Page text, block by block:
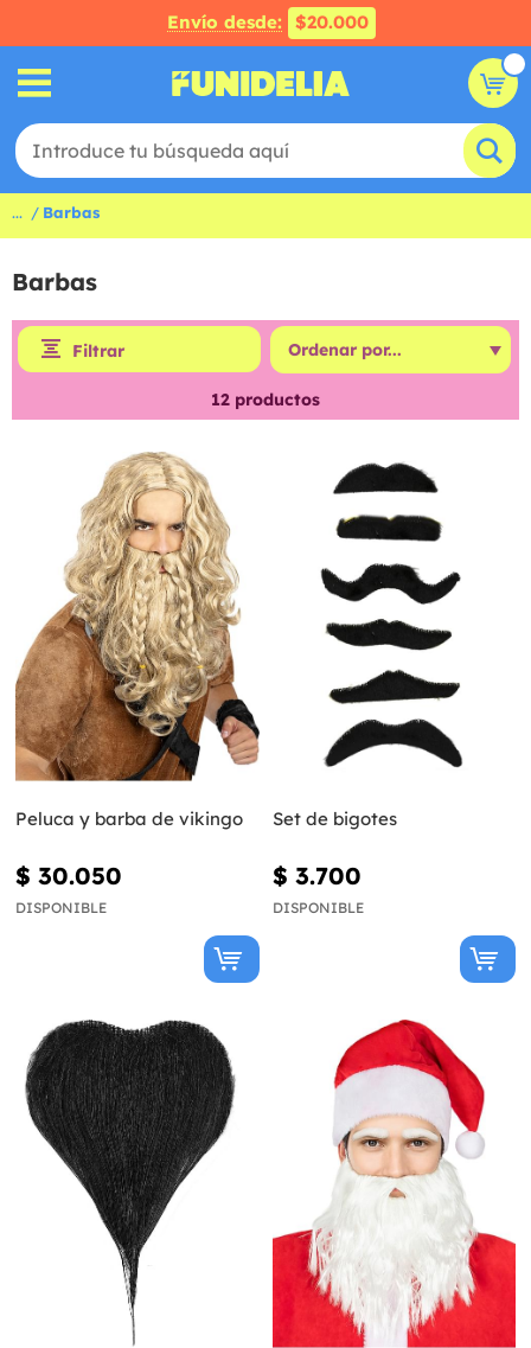
Envío desde: $20.000
... Barbas
Barbas
Filtrar
12 productos
Peluca y barba de vikingo
$ 30.050
DISPONIBLE
Set de bigotes
$ 3.700
DISPONIBLE